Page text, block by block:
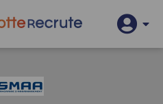
Se connecter